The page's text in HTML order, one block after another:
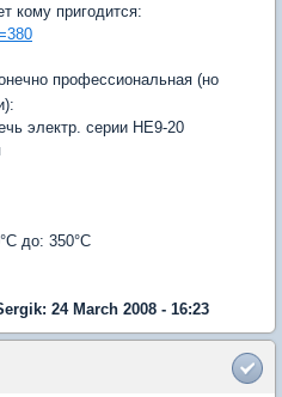
кому пригодится:
профессиональная (но
электр. серии HE9-20
до: 350°C
24 March 2008 - 16:23